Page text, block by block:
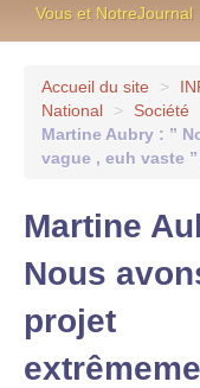
Vous et NotreJournal
Accueil du site >
National
> Société
Martine Aubry : ”
vague , euh vaste
Martine
Nous
projet